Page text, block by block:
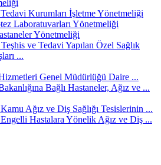
Tedavi Kurumları İşletme Yönetmeliği
Laboratuvarları Yönetmeliği
Yönetmeliği
ve Tedavi Yapılan Özel Sağlık
...
Genel Müdürlüğü Daire ...
Bağlı Hastaneler, Ağız ve ...
Ağız ve Diş Sağlığı Tesislerinin ...
Hastalara Yönelik Ağız ve Diş ...